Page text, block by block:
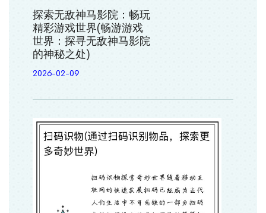
探索无敌神马影院：畅玩
精彩游戏世界(畅游游戏
世界：探寻无敌神马影院
的神秘之处)
2026-02-09